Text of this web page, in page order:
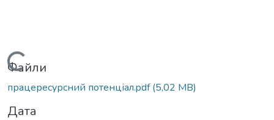
Вантажиться...
Файли
працересурсний потенціал.pdf(5,02 MB)
Дата